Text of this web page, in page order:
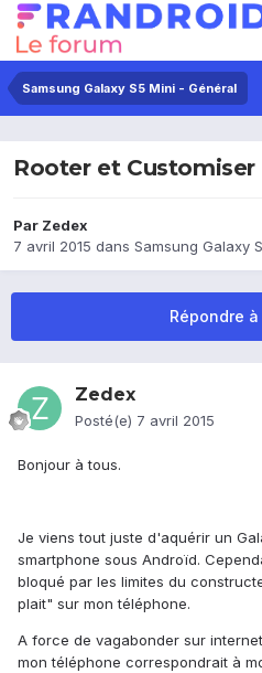
Samsung Galaxy S5 Mini - Général
Rooter et
Par Zedex
7 avril 2015 dans Samsung Galaxy
Répondre
Zedex
Posté(e) 7 avril 2015
Bonjour à tous.
Je viens tout juste d'aquérir un
smartphone sous Androïd.
bloqué par les limites du
plait" sur mon téléphone.
A force de vagabonder sur
mon téléphone correspondrait à